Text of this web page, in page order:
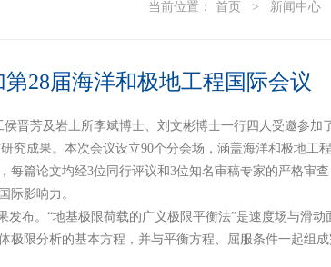
当前位置： 首页 > 新闻中心
28届海洋和极地工程国际会议
晋芳及岩土所李斌博士、刘文彬博士一行四人受邀参加
究成果。本次会议设立90个分会场，涵盖海洋和极地工程
每篇论文均经3位同行评议和3位知名审稿专家的严格审
际影响力。
发布。“地基极限荷载的广义极限平衡法”是速度场与滑
极限分析的基本方程，并与平衡方程、屈服条件一起组